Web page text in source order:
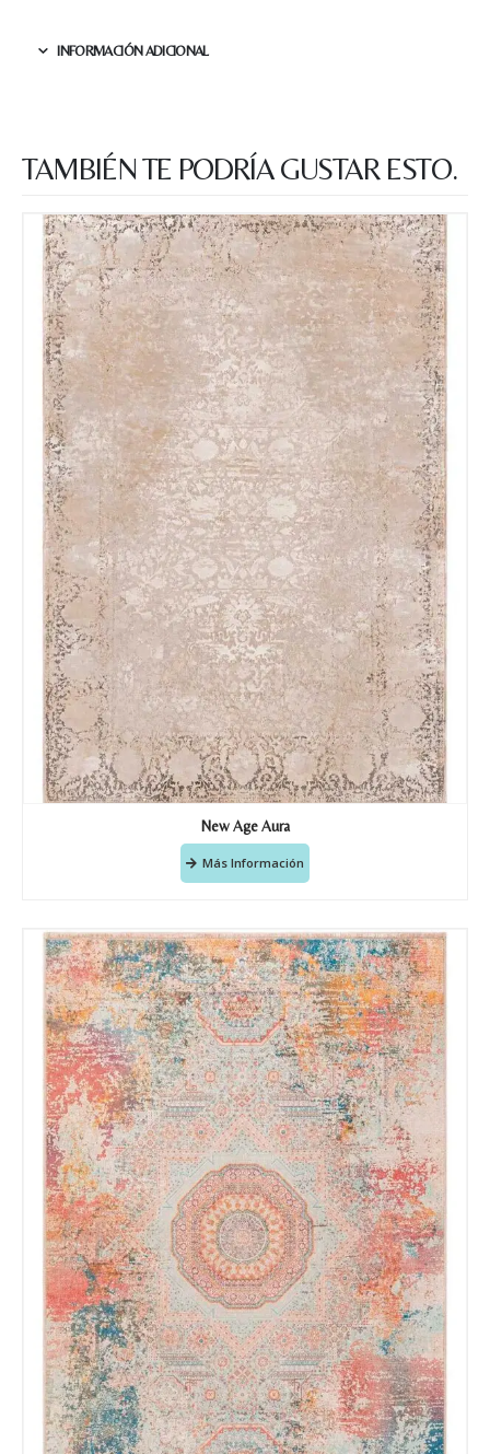
INFORMACIÓN ADICIONAL
TAMBIÉN TE PODRÍA GUSTAR ESTO.
New Age Aura
Más Información
esta web almacene la
Recibir mi oferta